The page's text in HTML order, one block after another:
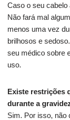
Caso o seu cabelo
Não fará mal
menos uma vez
brilhosos e
seu médico sobre
uso.
Existe restrições
durante a
Sim. Por isso, não